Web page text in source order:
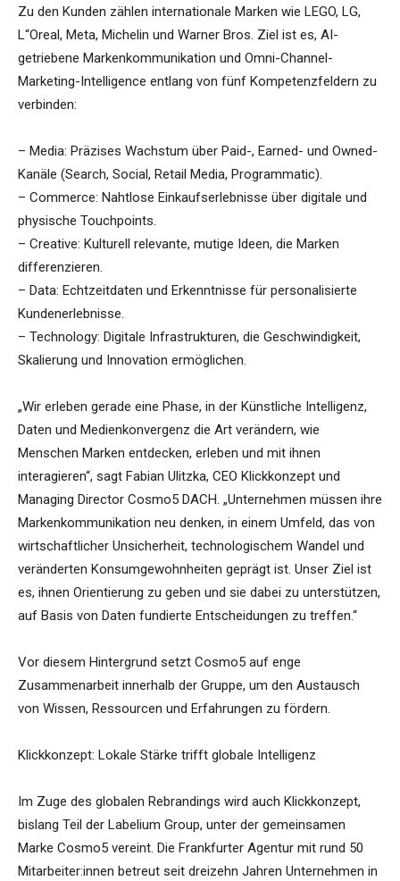
Zu den Kunden zählen internationale Marken wie LEGO, LG,
L“Oreal, Meta, Michelin und Warner Bros. Ziel ist es, AI-
getriebene Markenkommunikation und Omni-Channel-
Marketing-Intelligence entlang von fünf Kompetenzfeldern zu
verbinden:
– Media: Präzises Wachstum über Paid-, Earned- und Owned-
Kanäle (Search, Social, Retail Media, Programmatic).
– Commerce: Nahtlose Einkaufserlebnisse über digitale und
physische Touchpoints.
– Creative: Kulturell relevante, mutige Ideen, die Marken
differenzieren.
– Data: Echtzeitdaten und Erkenntnisse für personalisierte
Kundenerlebnisse.
– Technology: Digitale Infrastrukturen, die Geschwindigkeit,
Skalierung und Innovation ermöglichen.
„Wir erleben gerade eine Phase, in der Künstliche Intelligenz,
Daten und Medienkonvergenz die Art verändern, wie
Menschen Marken entdecken, erleben und mit ihnen
interagieren“, sagt Fabian Ulitzka, CEO Klickkonzept und
Managing Director Cosmo5 DACH. „Unternehmen müssen ihre
Markenkommunikation neu denken, in einem Umfeld, das von
wirtschaftlicher Unsicherheit, technologischem Wandel und
veränderten Konsumgewohnheiten geprägt ist. Unser Ziel ist
es, ihnen Orientierung zu geben und sie dabei zu unterstützen,
auf Basis von Daten fundierte Entscheidungen zu treffen.“
Vor diesem Hintergrund setzt Cosmo5 auf enge
Zusammenarbeit innerhalb der Gruppe, um den Austausch
von Wissen, Ressourcen und Erfahrungen zu fördern.
Klickkonzept: Lokale Stärke trifft globale Intelligenz
Im Zuge des globalen Rebrandings wird auch Klickkonzept,
bislang Teil der Labelium Group, unter der gemeinsamen
Marke Cosmo5 vereint. Die Frankfurter Agentur mit rund 50
Mitarbeiter:innen betreut seit dreizehn Jahren Unternehmen in